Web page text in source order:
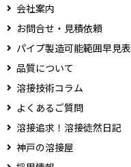
会社案内
お問合せ・見積依頼
パイプ製造可能範囲早見表
品質について
溶接技術コラム
よくあるご質問
溶接追求！溶接徒然日記
神戸の溶接屋